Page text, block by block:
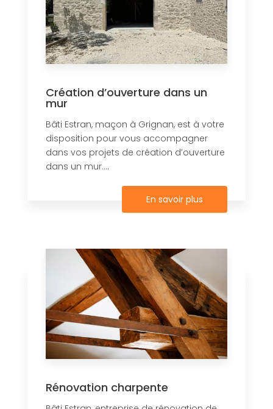
Création d’ouverture dans un
mur
Bâti Estran, maçon à Grignan, est à votre
disposition pour vous accompagner
dans vos projets de création d’ouverture
dans un mur....
En savoir plus
Rénovation charpente